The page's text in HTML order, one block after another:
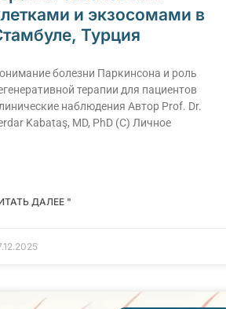
и экзосомами в
Турция
болезни Паркинсона и роль
терапии для пациентов
наблюдения Автор Prof. Dr.
Kabataş, MD, PhD (C) Личное
ДАЛЕЕ "